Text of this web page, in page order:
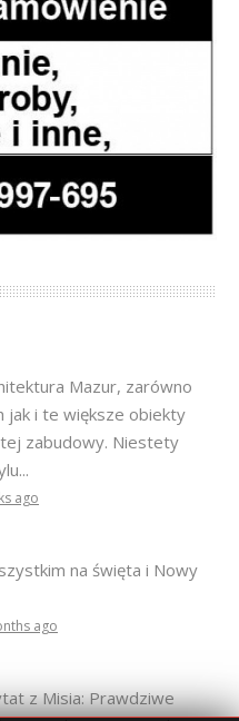
Mazur, zarówno
jak i te większe obiekty
zabudowy. Niestety
ago
na święta i Nowy
ago
z Misia: Prawdziwe